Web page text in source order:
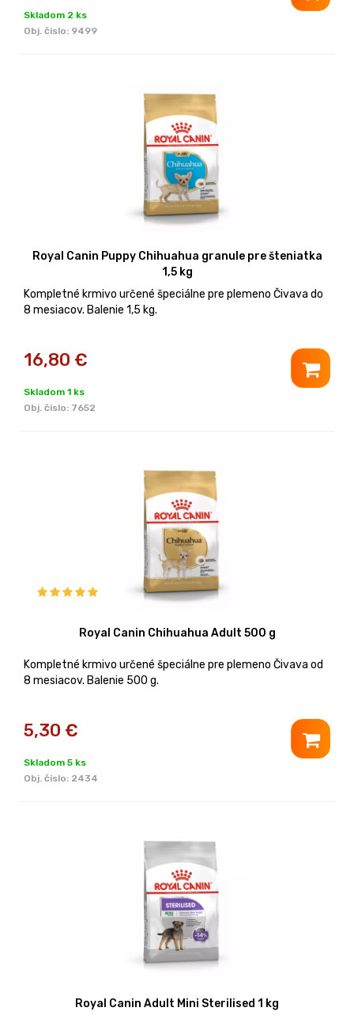
Skladom 2 ks
Obj. čislo: 9499
Royal Canin Puppy Chihuahua granule pre šteniatka
1,5 kg
Kompletné krmivo určené špeciálne pre plemeno Čivava do
8 mesiacov. Balenie 1,5 kg.
16,80 €
Skladom 1 ks
Obj. čislo: 7652
Royal Canin Chihuahua Adult 500 g
Kompletné krmivo určené špeciálne pre plemeno Čivava od
8 mesiacov. Balenie 500 g.
5,30 €
Skladom 5 ks
Obj. čislo: 2434
Royal Canin Adult Mini Sterilised 1 kg